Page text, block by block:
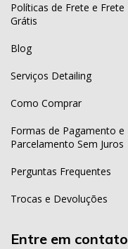
Políticas de Frete e Frete
Grátis
Blog
Serviços Detailing
Como Comprar
Formas de Pagamento e
Parcelamento Sem Juros
Perguntas Frequentes
Trocas e Devoluções
Entre em contato